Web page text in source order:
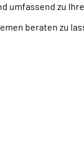
zu
beraten zu